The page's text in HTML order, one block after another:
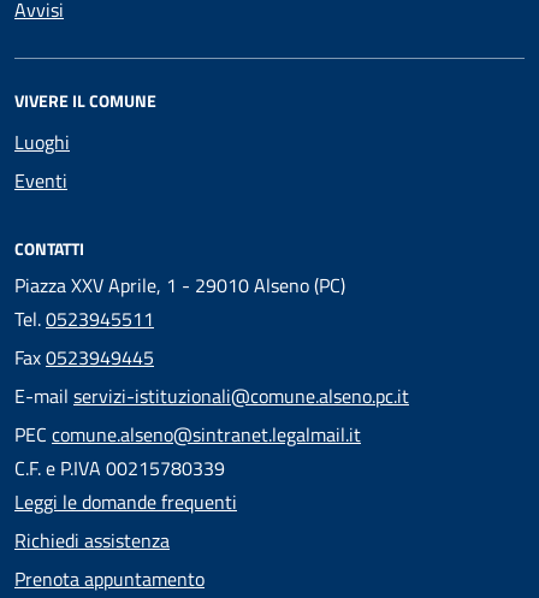
Avvisi
VIVERE IL COMUNE
Luoghi
Eventi
CONTATTI
Piazza XXV Aprile, 1 - 29010 Alseno (PC)
Tel.0523945511
Fax0523949445
E-mail servizi-istituzionali@comune.alseno.pc.it
PEC comune.alseno@sintranet.legalmail.it
C.F. e P.IVA 00215780339
Leggi le domande frequenti
Richiedi assistenza
Prenota appuntamento